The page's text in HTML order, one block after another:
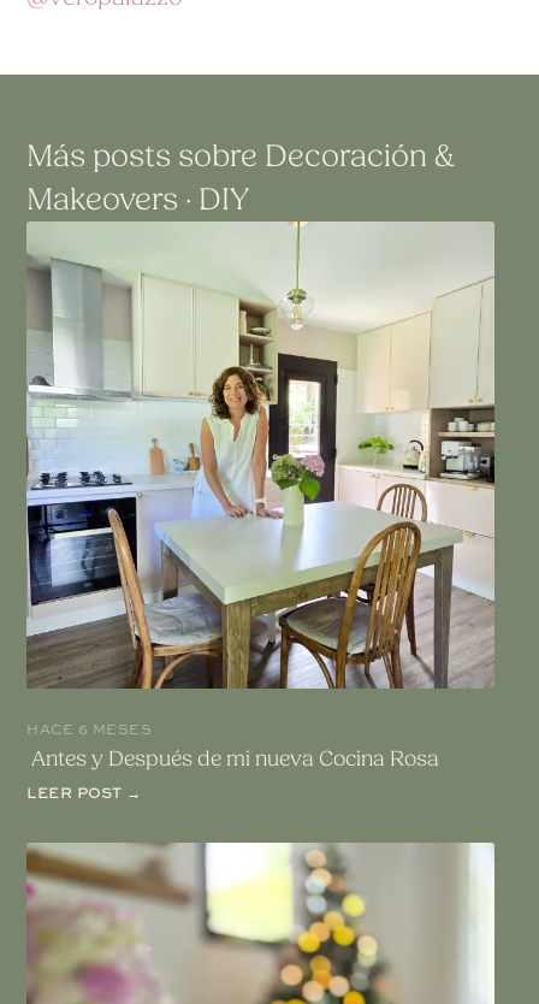
Más posts sobre Decoración &
Makeovers · DIY
HACE 6 MESES
Antes y Después de mi nueva Cocina Rosa
LEER POST →